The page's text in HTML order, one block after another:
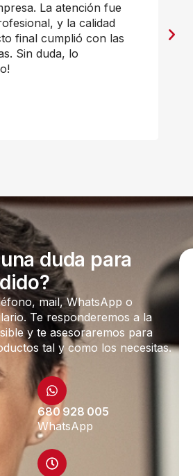
La atención fue
y la calidad
final cumplió con las
Sin duda, lo
duda para
mail, WhatsApp o
Te responderemos a la
y te asesoraremos para
tal y como los necesitas.
680 928 005
WhatsApp